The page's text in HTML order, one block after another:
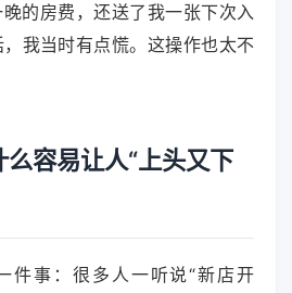
的房费，还送了我一张下次入
我当时有点慌。这操作也太不
容易让人“上头又下
件事：很多人一听说“新店开